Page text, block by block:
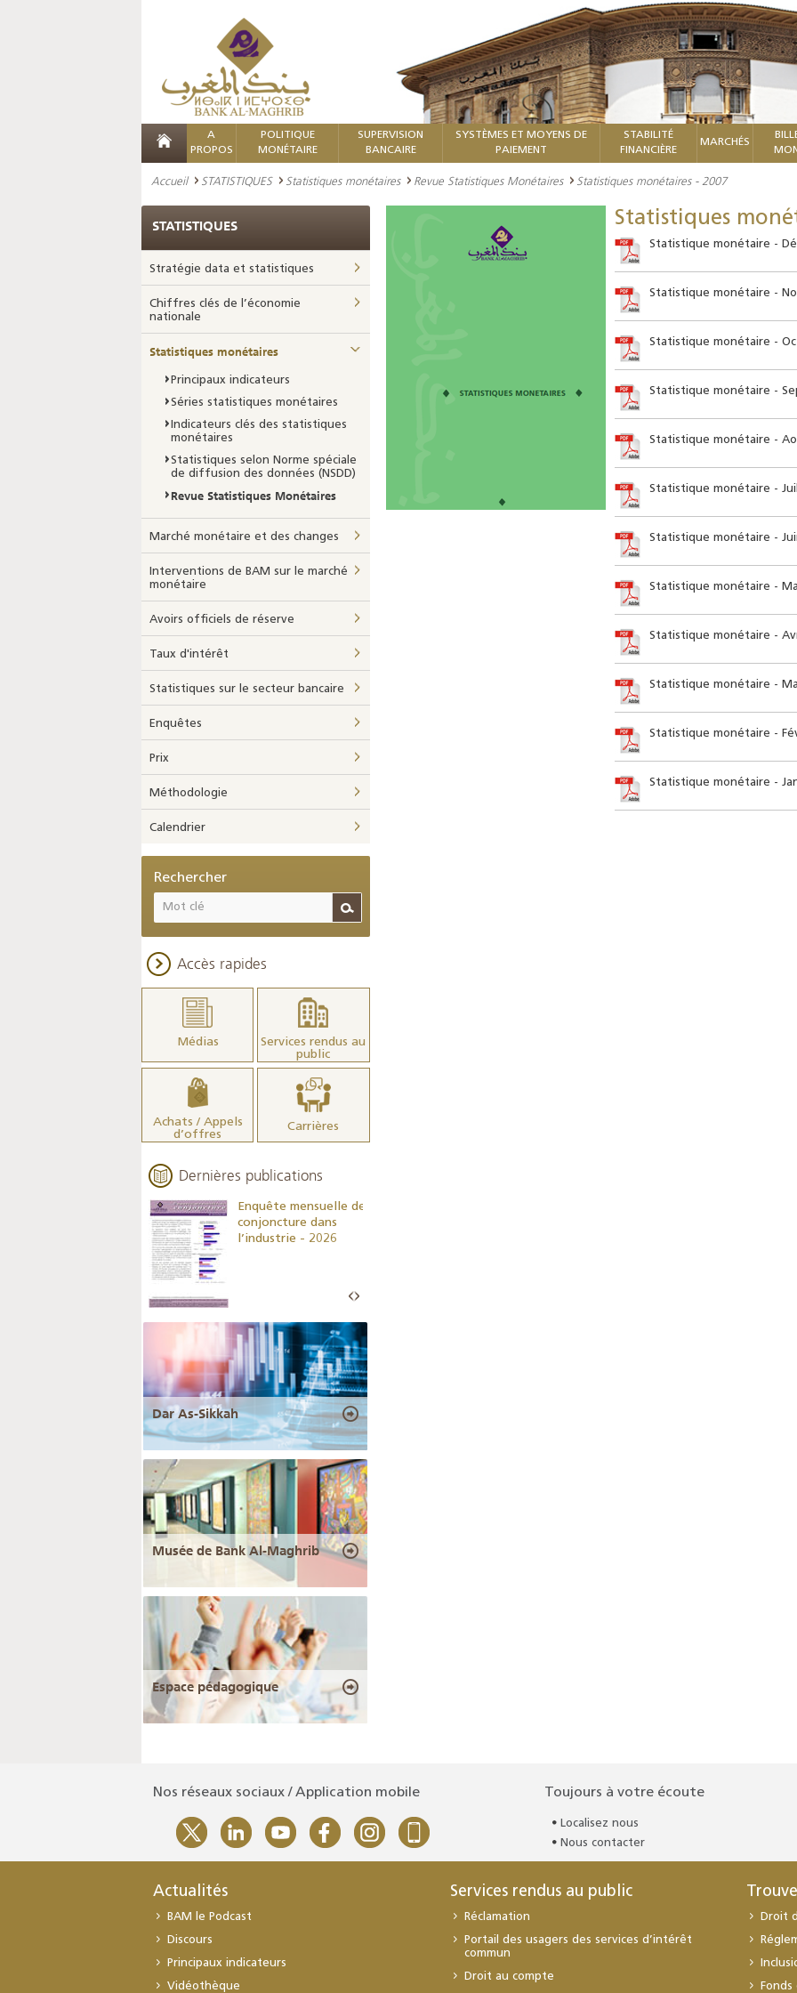
A
PROPOS
POLITIQUE
MONÉTAIRE
SUPERVISION
BANCAIRE
SYSTÈMES ET MOYENS DE
PAIEMENT
STABILITÉ
FINANCIÈRE
MARCHÉS
Accueil STATISTIQUES Statistiques monétaires Revue Statistiques Monétaires Statistiques monétaires - 2007
Statistiques
Statistique monétaire -
Statistique monétaire -
Statistique monétaire -
Statistique monétaire -
Statistique monétaire -
Statistique monétaire -
Statistique monétaire -
Statistique monétaire -
Statistique monétaire -
Statistique monétaire -
Statistique monétaire -
Statistique monétaire -
STATISTIQUES
Stratégie data et statistiques
Chiffres clés de l’économie
nationale
Statistiques monétaires
Principaux indicateurs
Séries statistiques monétaires
Indicateurs clés des statistiques
monétaires
Statistiques selon Norme spéciale
de diffusion des données (NSDD)
Revue Statistiques Monétaires
Marché monétaire et des changes
Interventions de BAM sur le marché
monétaire
Avoirs officiels de réserve
Taux d'intérêt
Statistiques sur le secteur bancaire
Enquêtes
Prix
Méthodologie
Calendrier
Rechercher
Accès rapides
Médias
Services rendus au
public
Achats / Appels
d’offres
Carrières
Dernières publications
Enquête mensuelle de
conjoncture dans
l’industrie - 2026
Dar As-Sikkah
Musée de Bank Al-Maghrib
Espace pédagogique
Nos réseaux sociaux / Application mobile Toujours à votre écoute
Localisez nous
Nous contacter
Actualités
BAM le Podcast
Discours
Principaux indicateurs
Vidéothèque
Services rendus au public
Réclamation
Portail des usagers des services d’intérêt
commun
Droit au compte
Droit